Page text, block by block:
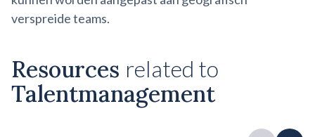
verspreide teams.
Resources related to
Talentmanagement